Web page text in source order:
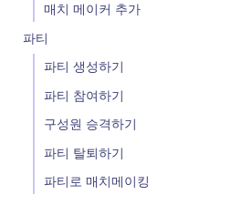
매치 메이커 추가
파티
파티 생성하기
파티 참여하기
구성원 승격하기
파티 탈퇴하기
파티로 매치메이킹